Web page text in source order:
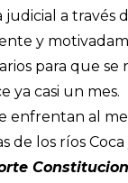
a través
y
para que
ya casi un
enfrentan al
de los ríos Coca